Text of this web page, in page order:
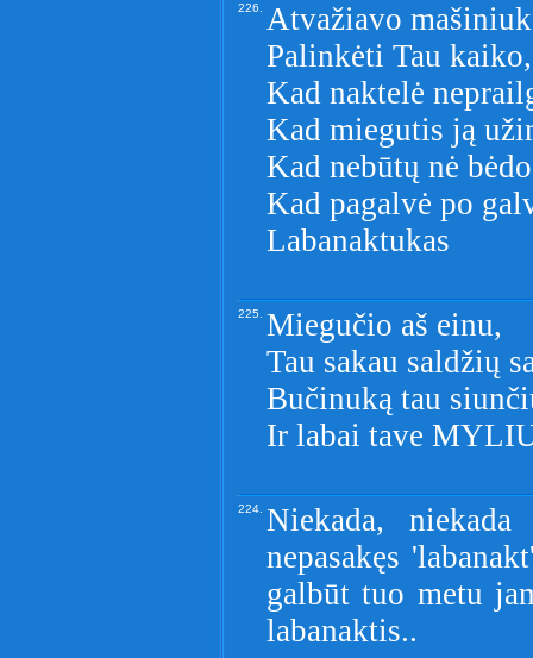
226. Atvažiavo
Palinkėti Tau kaiko,
Kad naktelė
Kad miegutis ją
Kad nebūtų nė
Kad pagalvė po
Labanaktukas
225. Miegučio aš einu,
Tau sakau saldžių
Bučinuką tau
Ir labai tave
224. Niekada,
nepasakęs
galbūt tuo metu
labanaktis..